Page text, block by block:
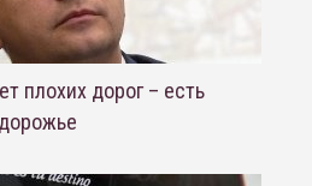
плохих дорог – есть